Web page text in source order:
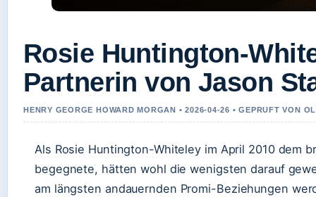
Rosie Huntington-
Partnerin von Jason
HENRY GEORGE HOWARD MORGAN • 2026-04-26 • GEPRUFT VON
Als Rosie Huntington-Whiteley im April 2010 dem
begegnete, hätten wohl die wenigsten darauf
am längsten andauernden Promi-Beziehungen